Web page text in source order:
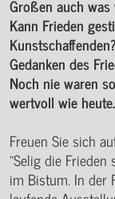
Großen auch
Kann Frieden
Gedanken des
Noch nie waren
wertvoll wie heute.
Freuen Sie sich
"Selig die Frieden
im Bistum. In der